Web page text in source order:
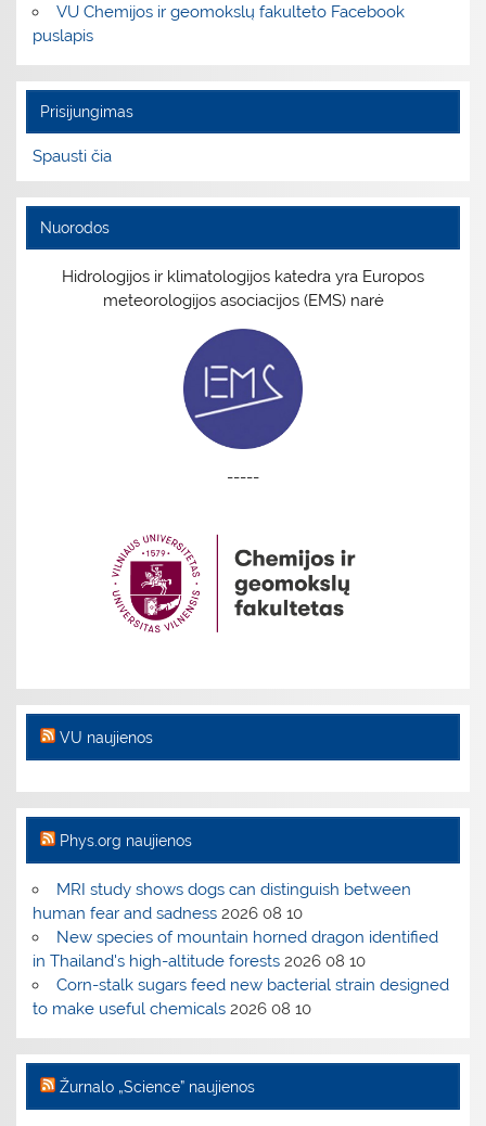
VU Chemijos ir geomokslų fakulteto Facebook
puslapis
Prisijungimas
Spausti čia
Nuorodos
Hidrologijos ir klimatologijos katedra yra Europos
meteorologijos asociacijos (EMS) narė
-----
VU naujienos
Phys.org naujienos
MRI study shows dogs can distinguish between
human fear and sadness 2026 08 10
New species of mountain horned dragon identified
in Thailand's high-altitude forests 2026 08 10
Corn-stalk sugars feed new bacterial strain designed
to make useful chemicals 2026 08 10
Žurnalo „Science” naujienos